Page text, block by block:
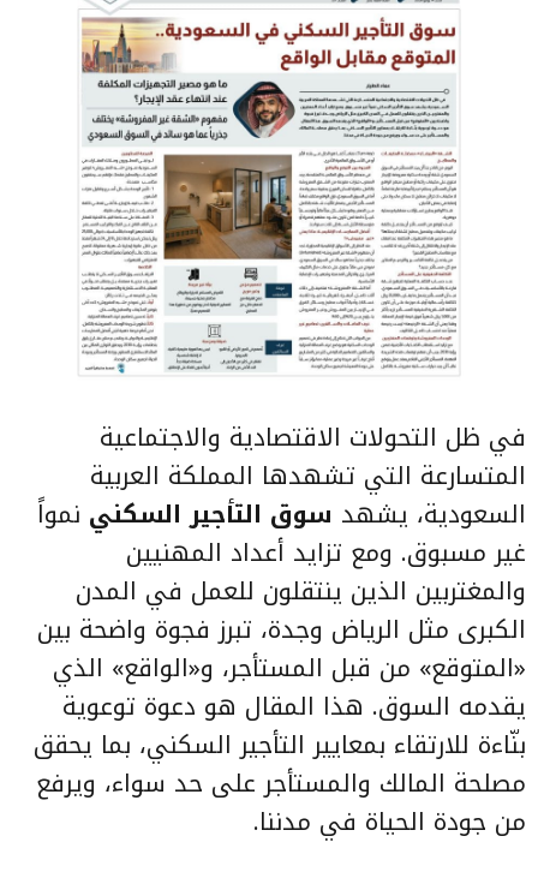
في ظل التحولات الاقتصادية والاجتماعية
المتسارعة التي تشهدها المملكة العربية
السعودية، يشهد سوق التأجير السكني نمواً
غير مسبوق. ومع تزايد أعداد المهنيين
والمغتربين الذين ينتقلون للعمل في المدن
الكبرى مثل الرياض وجدة، تبرز فجوة واضحة بين
«المتوقع» من قبل المستأجر، و«الواقع» الذي
يقدمه السوق. هذا المقال هو دعوة توعوية
بنّاءة للارتقاء بمعايير التأجير السكني، بما يحقق
مصلحة المالك والمستأجر على حد سواء، ويرفع
من جودة الحياة في مدننا.